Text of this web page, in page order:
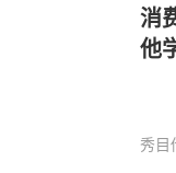
消
他
秀目